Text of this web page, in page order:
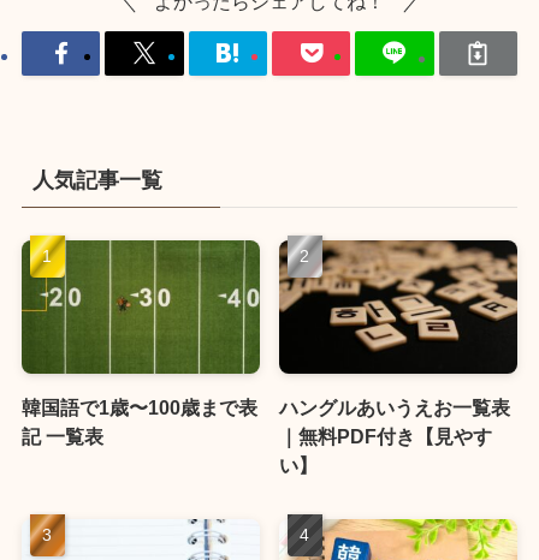
人気記事一覧
韓国語で1歳〜100歳まで表
記 一覧表
ハングルあいうえお一覧表
｜無料PDF付き【見やす
い】